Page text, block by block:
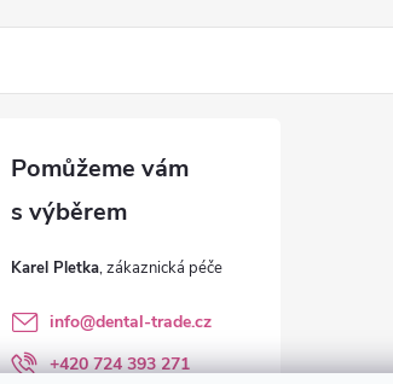
Karel Pletka
info@dental-trade.cz
+420 724 393 271